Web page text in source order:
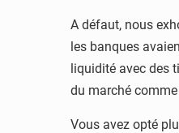
A défaut, nous
les banques
liquidité avec des
du marché
Vous avez opté